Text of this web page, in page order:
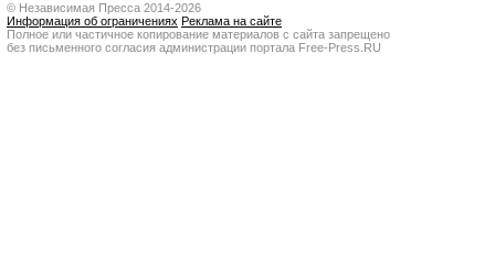
© Независимая Пресса 2014-2026
Информация об ограничениях Реклама на сайте
Полное или частичное копирование материалов с сайта запрещено
без письменного согласия администрации портала Free-Press.RU